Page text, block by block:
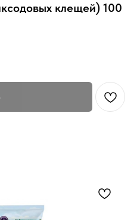
клещей) 100